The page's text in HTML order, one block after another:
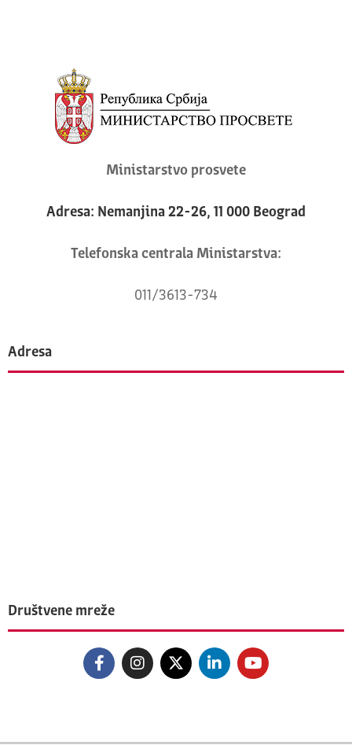
Ministarstvo prosvete
Adresa: Nemanjina 22-26, 11 000 Beograd
Telefonska centrala Ministarstva:
011/3613-734
Adresa
Društvene mreže